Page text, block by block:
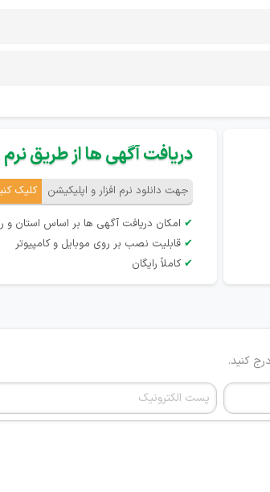
دریافت آگهی ها از طریق نرم
جهت دانلود نرم افزار و اپلیکیشن کلیک
✔ امکان دریافت آگهی ها بر اساس استان و
✔ قابلیت نصب بر روی موبایل و کامپیوتر
✔ کاملاً رایگان
کنید.